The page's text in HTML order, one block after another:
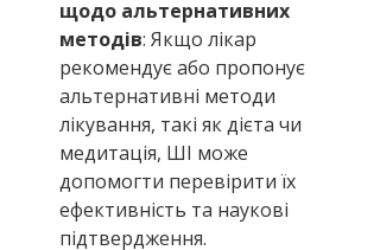
щодо альтернативних
методів: Якщо лікар
рекомендує або пропонує
альтернативні методи
лікування, такі як дієта чи
медитація, ШІ може
допомогти перевірити їх
ефективність та наукові
підтвердження.